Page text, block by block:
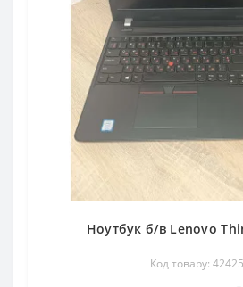
Ноутбук б/в Lenovo
Код товару: